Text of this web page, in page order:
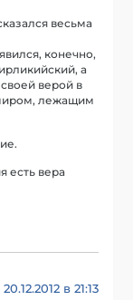
весьма
конечно,
а
верой в
лежащим
есть вера
20.12.2012 в 21:13